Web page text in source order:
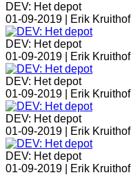
DEV: Het depot
01-09-2019 |
Erik Kruithof
DEV: Het depot
01-09-2019 |
Erik Kruithof
DEV: Het depot
01-09-2019 |
Erik Kruithof
DEV: Het depot
01-09-2019 |
Erik Kruithof
DEV: Het depot
01-09-2019 |
Erik Kruithof